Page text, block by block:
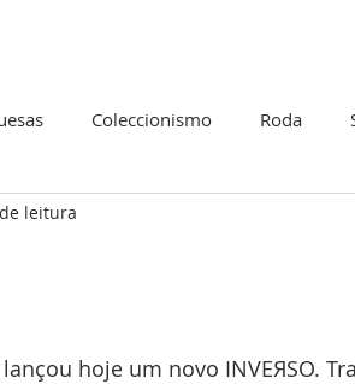
Coleccionismo Roda
Solares
leitura
lançou hoje um novo INVEЯSO.